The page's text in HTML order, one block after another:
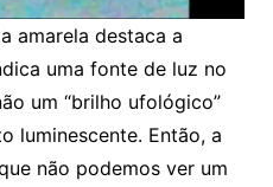
amarela destaca a
uma fonte de luz no
um “brilho ufológico”
luminescente. Então, a
não podemos ver um